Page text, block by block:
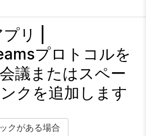
リ |
プロトコルを
議またはスペー
クを追加します
クがある場合